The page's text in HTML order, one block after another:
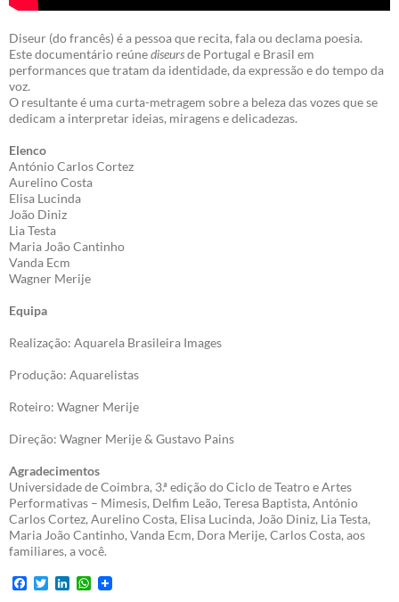
Diseur (do francês) é a pessoa que recita, fala ou declama poesia.
Este documentário reúnediseursde Portugal e Brasil em
performances que tratam da identidade, da expressão e do tempo da
voz.
O resultante é uma curta-metragem sobre a beleza das vozes que se
dedicam a interpretar ideias, miragens e delicadezas.
Elenco
António Carlos Cortez
Aurelino Costa
Elisa Lucinda
João Diniz
Lia Testa
Maria João Cantinho
Vanda Ecm
Wagner Merije
Equipa
Realização: Aquarela Brasileira Images
Produção: Aquarelistas
Roteiro: Wagner Merije
Direção: Wagner Merije & Gustavo Pains
Agradecimentos
Universidade de Coimbra, 3.ª edição do Ciclo de Teatro e Artes
Performativas – Mimesis, Delfim Leão, Teresa Baptista, António
Carlos Cortez, Aurelino Costa, Elisa Lucinda, João Diniz, Lia Testa,
Maria João Cantinho, Vanda Ecm, Dora Merije, Carlos Costa, aos
familiares, a você.
F
T
W